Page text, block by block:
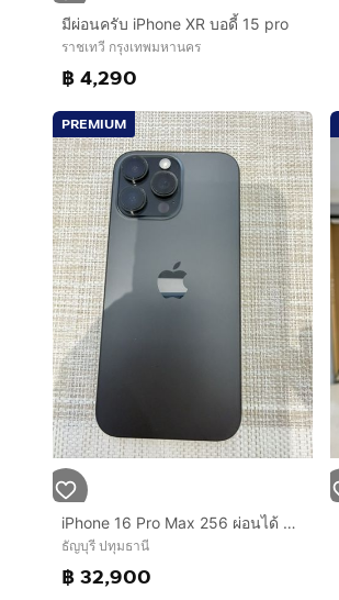
มีผ่อนครับ iPhone XR บอดี้ 15 pro
ราชเทวี กรุงเทพมหานคร
฿ 4,290
PREMIUM
iPhone 16 Pro Max 256 ผ่อนได้ รับเทิร์น
ธัญบุรี ปทุมธานี
฿ 32,900